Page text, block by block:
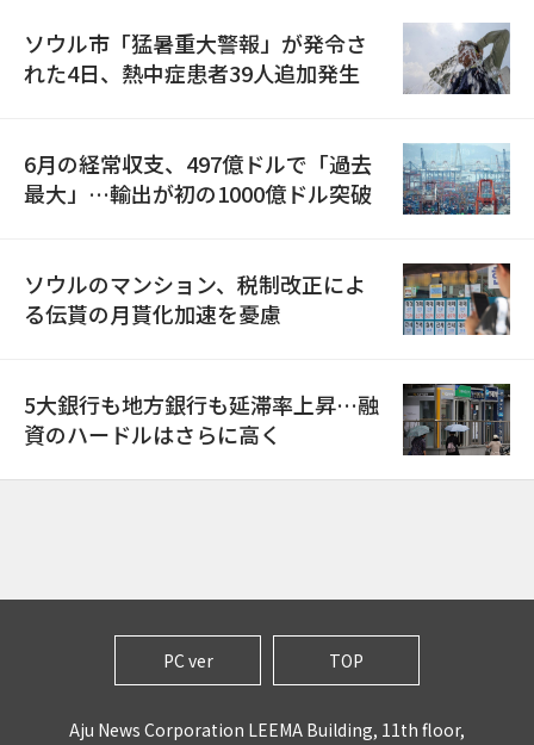
ソウル市「猛暑重大警報」が発令さ
れた4日、熱中症患者39人追加発生
6月の経常収支、497億ドルで「過去
最大」…輸出が初の1000億ドル突破
ソウルのマンション、税制改正によ
る伝貰の月貰化加速を憂慮
5大銀行も地方銀行も延滞率上昇…融
資のハードルはさらに高く
PC ver TOP
Aju News Corporation LEEMA Building, 11th floor,